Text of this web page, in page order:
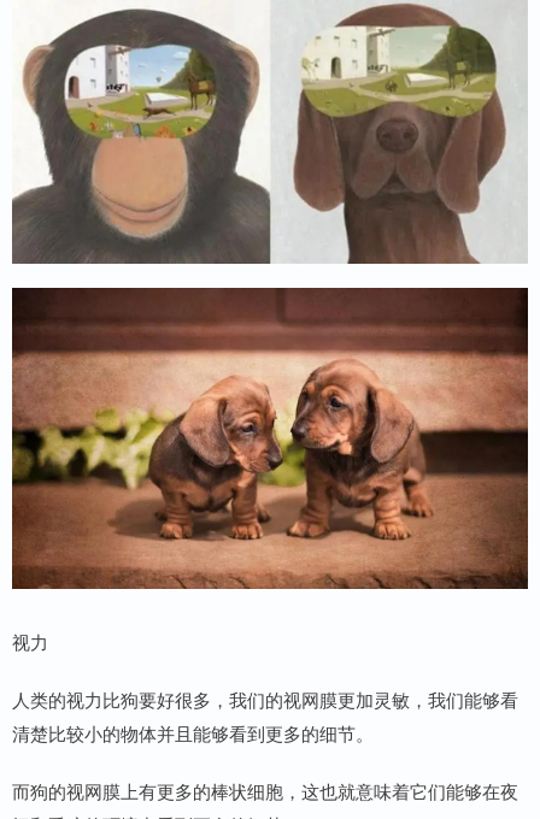
视力
人类的视力比狗要好很多，我们的视网膜更加灵敏，我们能够看
清楚比较小的物体并且能够看到更多的细节。
而狗的视网膜上有更多的棒状细胞，这也就意味着它们能够在夜